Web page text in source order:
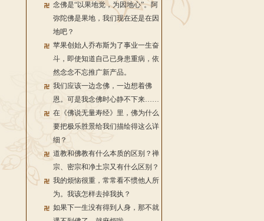
念佛是“以果地觉，为因地心”。阿
弥陀佛是果地，我们现在还是在因
地吧？
苹果创始人乔布斯为了事业一生奋
斗，即使知道自己已身患重病，依
然念念不忘推广新产品。
我们应该一边念佛，一边想着佛
恩。可是我念佛时心静不下来……
在《佛说无量寿经》里，佛为什么
要把极乐胜景给我们描绘得这么详
细？
道教和佛教有什么本质的区别？禅
宗、密宗和净土宗又有什么区别？
我的烦恼很重，常常看不惯他人所
为。我该怎样去掉我执？
如果下一生没有得到人身，那不就